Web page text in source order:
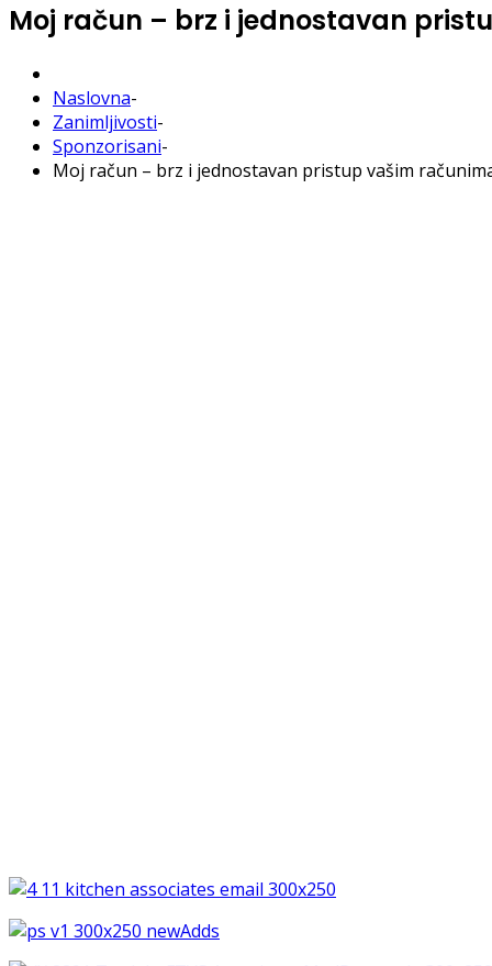
Moj račun – brz i jednostavan
Naslovna-
Zanimljivosti-
Sponzorisani-
Moj račun – brz i jednostavan pristup vašim